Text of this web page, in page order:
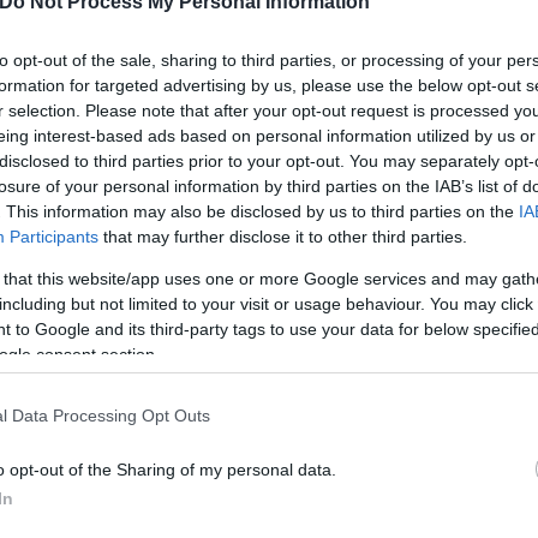
opt-out of the sale, sharing to third parties, or processing of your
for targeted advertising by us, please use the below opt-out
selection. Please note that after your opt-out request is processed
interest-based ads based on personal information utilized by us
to third parties prior to your opt-out. You may separately
of your personal information by third parties on the IAB’s list of
This information may also be disclosed by us to third parties on the
Participants that may further disclose it to other third parties.
that this website/app uses one or more Google services and may
but not limited to your visit or usage behaviour. You may
to Google and its third-party tags to use your data for below
consent section.
Data Processing Opt Outs
opt-out of the Sharing of my personal data.
αυτό το σπίτι, που είχε νοικιαστεί τον
είχαν συγκεντρώσει μεγάλη ποσότητα
«υγιεινής» και «ανθυγιεινές